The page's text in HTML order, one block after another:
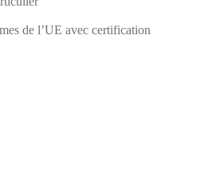
de l’UE avec certification